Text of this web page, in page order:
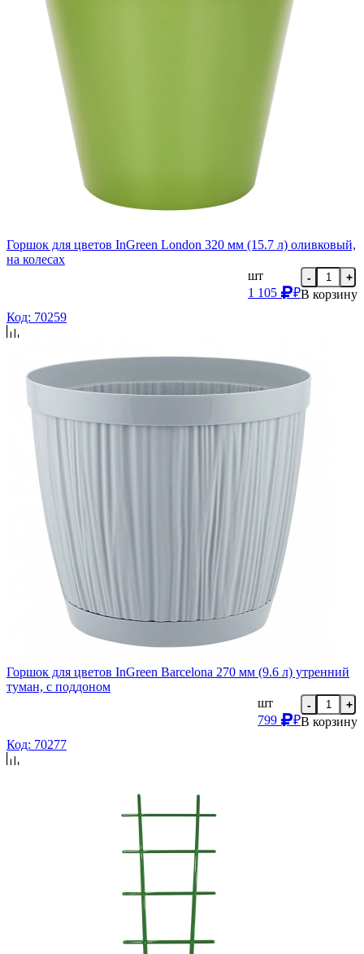
Горшок для цветов InGreen London 320 мм (15.7 л) оливковый,
на колесах
шт
1 105
₽
- +
В корзину
Код: 70259
Горшок для цветов InGreen Barcelona 270 мм (9.6 л) утренний
туман, с поддоном
шт
799
₽
- +
В корзину
Код: 70277